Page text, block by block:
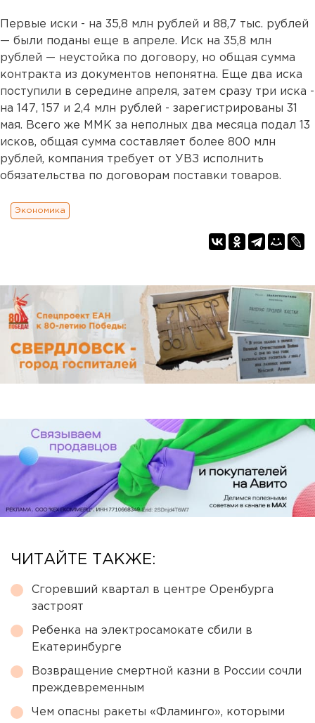
Первые иски - на 35,8 млн рублей и 88,7 тыс. рублей
— были поданы еще в апреле. Иск на 35,8 млн
рублей — неустойка по договору, но общая сумма
контракта из документов непонятна. Еще два иска
поступили в середине апреля, затем сразу три иска -
на 147, 157 и 2,4 млн рублей - зарегистрированы 31
мая. Всего же ММК за неполных два месяца подал 13
исков, общая сумма составляет более 800 млн
рублей, компания требует от УВЗ исполнить
обязательства по договорам поставки товаров.
Экономика
ЧИТАЙТЕ ТАКЖЕ:
Сгоревший квартал в центре Оренбурга
застроят
Ребенка на электросамокате сбили в
Екатеринбурге
Возвращение смертной казни в России сочли
преждевременным
Чем опасны ракеты «Фламинго», которыми